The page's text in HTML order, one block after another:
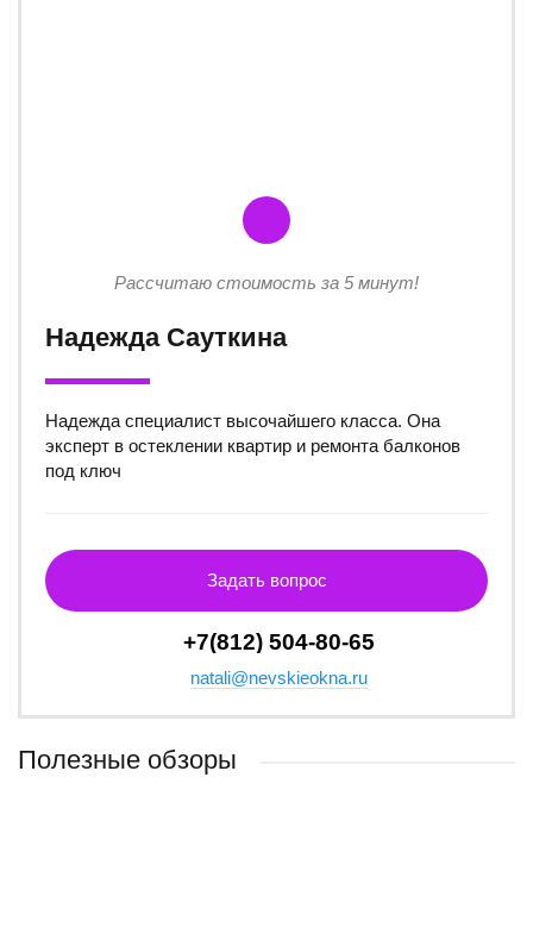
Рассчитаю стоимость за 5 минут!
Надежда Сауткина
Надежда специалист высочайшего класса. Она
эксперт в остеклении квартир и ремонта балконов
под ключ
Задать вопрос
+7(812) 504-80-65
natali@nevskieokna.ru
Полезные обзоры